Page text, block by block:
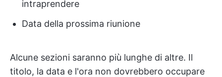
intraprendere
Data della prossima riunione
Alcune sezioni saranno più lunghe di altre. Il
titolo, la data e l'ora non dovrebbero occupare